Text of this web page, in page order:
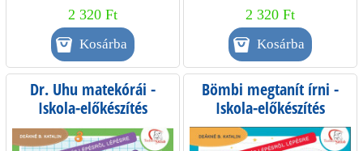
2 320 Ft 2 320 Ft
Dr. Uhu matekórái -
Iskola-előkészítés
lépésről lépésre
Bömbi megtanít írni -
Iskola-előkészítés
lépésről lépésre